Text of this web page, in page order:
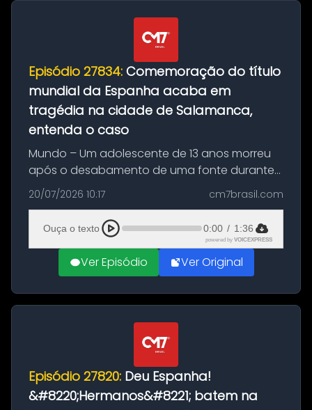
Episódio 27834: Comemoração do título
mundial da Espanha acaba em
tragédia na cidade de Salamanca,
entenda o caso
Mundo – Um adolescente de 13 anos morreu
após o desabamento de uma fonte durante
as comemorações pelo título da Copa do
Mundo conquistado pela Espanha, em
Ciudad Rodrigo, na província de Salamanca,
no...
20/07/2026 10:17 cm7brasil.com
Ouça o texto 0:00 / 1:36
powered by VOICEXPRESS
Ver Episódio Ver Original
Episódio 27820: Deu Espanha!
&#8220;Hermanos&#8221; batem na